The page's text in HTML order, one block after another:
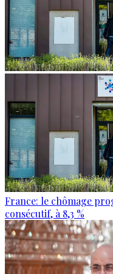
France: le chômage
consécutif, à 8,3 %